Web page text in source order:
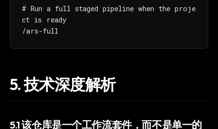
# Run a full staged pipeline when the proje
ct is ready
/ars-full
5.技术深度解析
5.1 该仓库是一个工作流套件，而不是单一的